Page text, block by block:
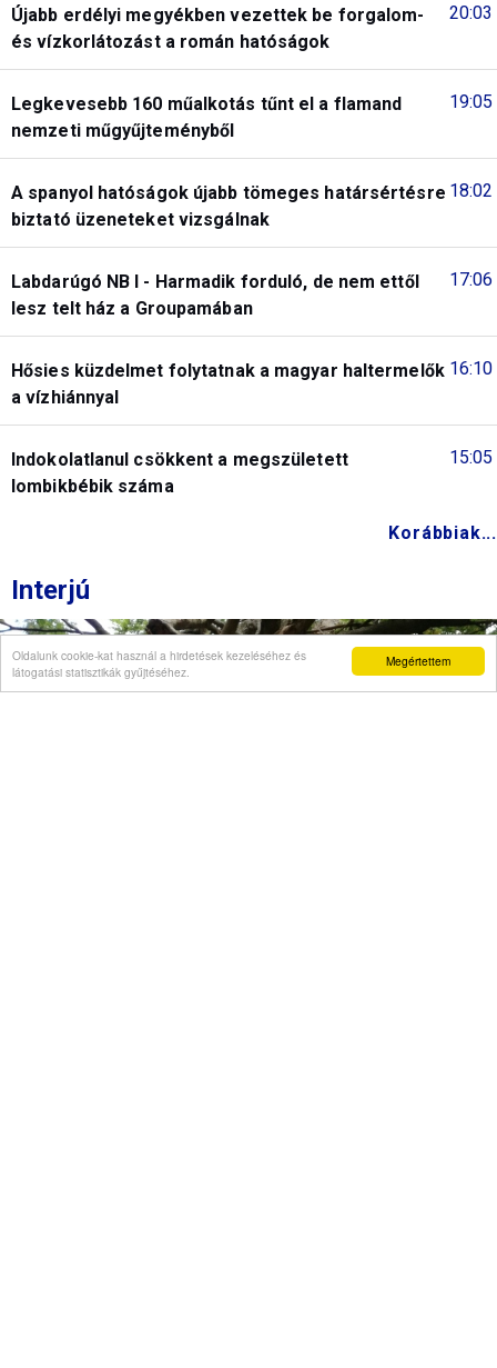
Megértettem
Oldalunk cookie-kat használ a hirdetések kezeléséhez és
látogatási statisztikák gyűjtéséhez.
20:03
Újabb erdélyi megyékben vezettek be forgalom-
és vízkorlátozást a román hatóságok
19:05
Legkevesebb 160 műalkotás tűnt el a flamand
nemzeti műgyűjteményből
18:02
A spanyol hatóságok újabb tömeges határsértésre
biztató üzeneteket vizsgálnak
17:06
Labdarúgó NB I - Harmadik forduló, de nem ettől
lesz telt ház a Groupamában
16:10
Hősies küzdelmet folytatnak a magyar haltermelők
a vízhiánnyal
15:05
Indokolatlanul csökkent a megszületett
lombikbébik száma
Korábbiak...
Interjú